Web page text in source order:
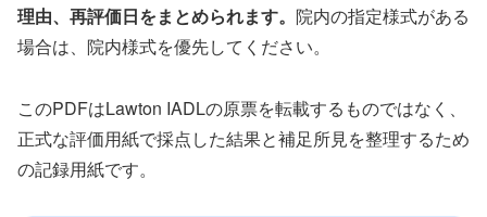
理由、再評価日をまとめられます。 院内の指定様式がある
場合は、院内様式を優先してください。
このPDFはLawton IADLの原票を転載するものではなく、
正式な評価用紙で採点した結果と補足所見を整理するため
の記録用紙です。